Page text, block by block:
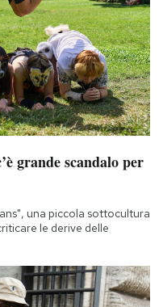
grande scandalo per
una piccola sottocultura
le derive delle